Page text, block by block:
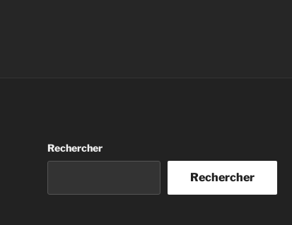
Rechercher
Rechercher